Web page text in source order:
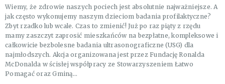
Wiemy, że zdrowie naszych pociech jest absolutnie najważniejsze. A
jak często wykonujemy naszym dzieciom badania profilaktyczne?
Zbyt rzadko lub wcale. Czas to zmienić! Już po raz piąty z rzędu
mamy zaszczyt zaprosić mieszkańców na bezpłatne, kompleksowe i
całkowicie bezbolesne badania ultrasonograficzne (USG) dla
najmłodszych. Akcja organizowana jest przez Fundację Ronalda
McDonalda w ścisłej współpracy ze Stowarzyszeniem Łatwo
Pomagać oraz Gminą…